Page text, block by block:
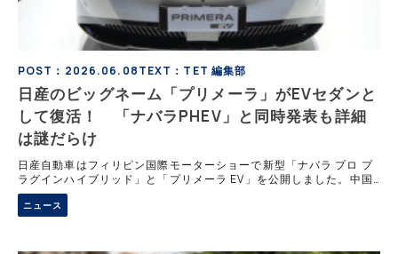
POST：2026.06.08TEXT：TET 編集部
日産のビッグネーム「プリメーラ」がEVセダンと
して復活！ 「ナバラPHEV」と同時発表も詳細
は謎だらけ
日産自動車はフィリピン国際モーターショーで新型「ナバラ プロ プ
ラグインハイブリッド」と「プリメーラ EV」を公開しました。中国
をグローバル輸出拠点とする新ビジョン具現化の第1弾となる両モデ
ルの特徴や、東南アジアで名が復活したプリメーラEVの注目ポイン
ト、発表に込められた日産の今後の戦略を解説します。
ニュース